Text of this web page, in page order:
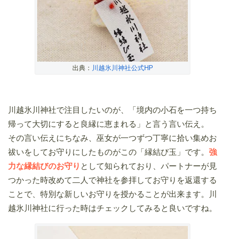
出典： 川越氷川神社公式HP
川越氷川神社で注目したいのが、「境内の小石を一つ持ち
帰って大切にすると良縁に恵まれる」と言う言い伝え。
その言い伝えにちなみ、巫女が一つずつ丁寧に拾い集めお
祓いをしてお守りにしたものがこの「縁結び玉」です。 強
力な縁結びのお守り として知られており、パートナーが見
つかった時改めて二人で神社を参拝してお守りを返還する
ことで、特別な新しいお守りを授かることが出来ます。川
越氷川神社に行った時はチェックしてみると良いですね。